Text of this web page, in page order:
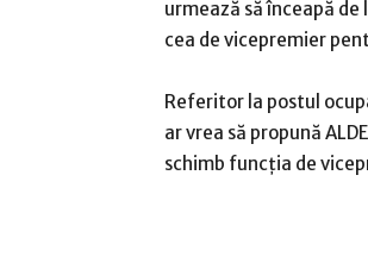
urmează să înceapă
cea de vicepremier
Referitor la postul
ar vrea să propună
schimb funcţia de